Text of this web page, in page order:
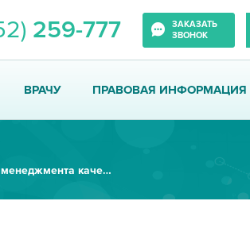
259-777
ЗАКАЗАТЬ
ЗВОНОК
ВРАЧУ ПРАВОВАЯ ИНФОРМАЦИЯ
Система менеджмента качества